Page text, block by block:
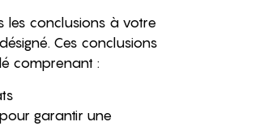
les conclusions à votre
Ces conclusions
comprenant :
garantir une